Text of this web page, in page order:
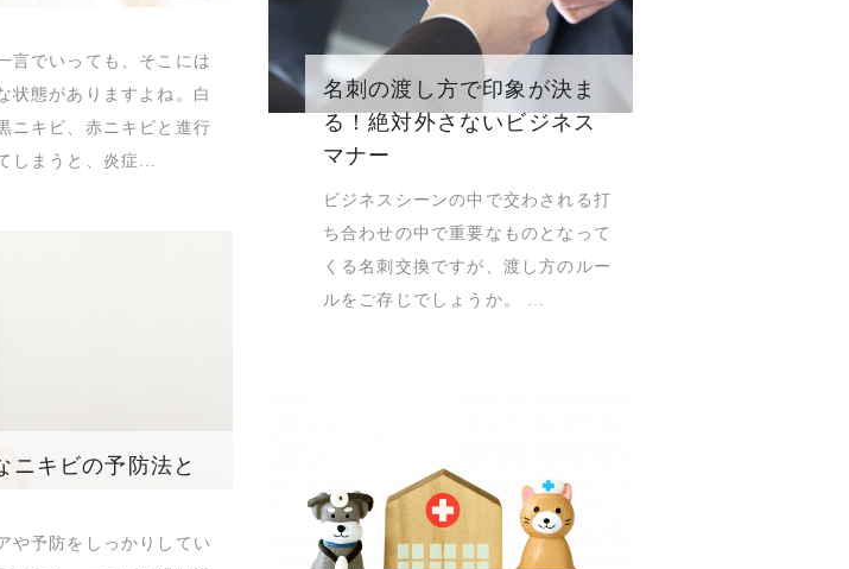
言でいっても、そこには
状態がありますよね。白
ニキビ、赤ニキビと進行
しまうと、炎症…
名刺の渡し方で印象が決ま
る！絶対外さないビジネス
マナー
ビジネスシーンの中で交わされる打
ち合わせの中で重要なものとなって
くる名刺交換ですが、渡し方のルー
ルをご存じでしょうか。 …
ニキビの予防法と
や予防をしっかりしてい